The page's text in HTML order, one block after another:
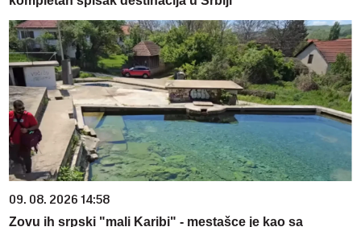
09. 08. 2026 14:58
Zovu ih srpski "mali Karibi" - mestašce je kao sa